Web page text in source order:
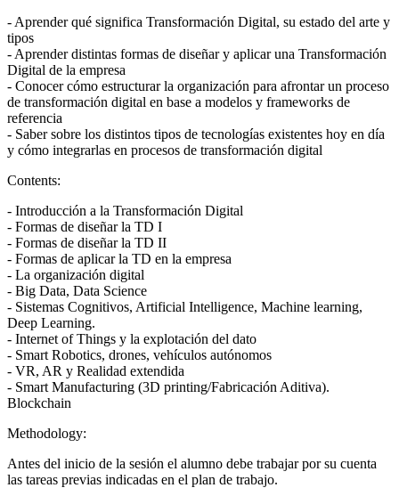
- Aprender qué significa Transformación Digital, su estado del arte y
tipos
- Aprender distintas formas de diseñar y aplicar una Transformación
Digital de la empresa
- Conocer cómo estructurar la organización para afrontar un proceso
de transformación digital en base a modelos y frameworks de
referencia
- Saber sobre los distintos tipos de tecnologías existentes hoy en día
y cómo integrarlas en procesos de transformación digital
Contents:
- Introducción a la Transformación Digital
- Formas de diseñar la TD I
- Formas de diseñar la TD II
- Formas de aplicar la TD en la empresa
- La organización digital
- Big Data, Data Science
- Sistemas Cognitivos, Artificial Intelligence, Machine learning,
Deep Learning.
- Internet of Things y la explotación del dato
- Smart Robotics, drones, vehículos autónomos
- VR, AR y Realidad extendida
- Smart Manufacturing (3D printing/Fabricación Aditiva).
Blockchain
Methodology:
Antes del inicio de la sesión el alumno debe trabajar por su cuenta
las tareas previas indicadas en el plan de trabajo.